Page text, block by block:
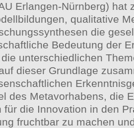
Erlangen-Nürnberg) hat
qualitative
die
Bedeutung der
unterschiedlichen
dieser Grundlage
des Metavorhabens, die
für die Innovation in den
fruchtbar zu machen